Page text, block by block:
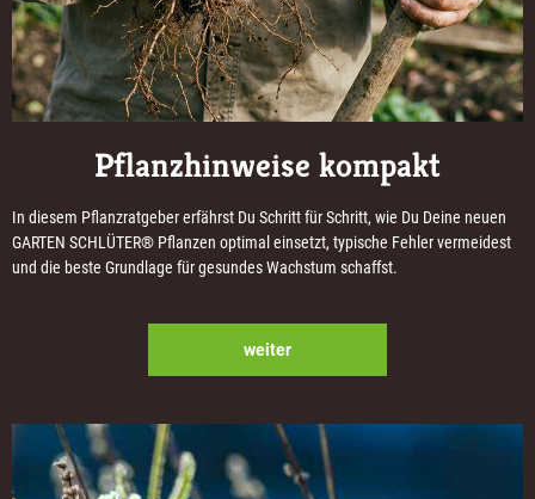
Pflanzhinweise kompakt
In diesem Pflanzratgeber erfährst Du Schritt für Schritt, wie Du Deine neuen
GARTEN SCHLÜTER® Pflanzen optimal einsetzt, typische Fehler vermeidest
und die beste Grundlage für gesundes Wachstum schaffst.
weiter